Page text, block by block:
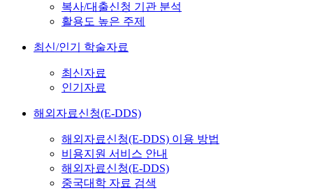
복사/대출신청 기관 분석
활용도 높은 주제
최신/인기 학술자료
최신자료
인기자료
해외자료신청(E-DDS)
해외자료신청(E-DDS) 이용 방법
비용지원 서비스 안내
해외자료신청(E-DDS)
중국대학 자료 검색